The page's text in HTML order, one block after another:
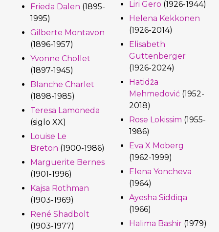
Frieda Dalen (1895-
1995)
Gilberte Montavon
(1896-1957)
Yvonne Chollet
(1897-1945)
Blanche Charlet
(1898-1985)
Teresa Lamoneda
(siglo XX)
Louise Le
Breton (1900-1986)
Marguerite Bernes
(1901-1996)
Kajsa Rothman
(1903-1969)
René Shadbolt
(1903-1977)
Liri Gero (1926-1944)
Helena Kekkonen
(1926-2014)
Elisabeth
Guttenberger
(1926-2024)
Hatidža
Mehmedović (1952-
2018)
Rose Lokissim (1955-
1986)
Eva X Moberg
(1962-1999)
Elena Yoncheva
(1964)
Ayesha Siddiqa
(1966)
Halima Bashir (1979)